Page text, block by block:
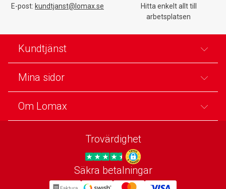
E-post: kundtjanst@lomax.se
Hitta enkelt allt till
arbetsplatsen
Kundtjänst
Mina sidor
Om Lomax
Trovärdighet
Trygg E-handel
Säkra betalningar